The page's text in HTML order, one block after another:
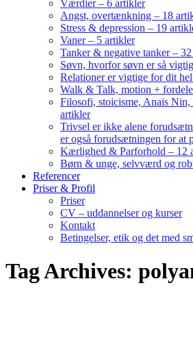
Værdier – 6 artikler
Angst, overtænkning – 18
Stress & depression – 19
Vaner – 5 artikler
Tanker & negative tanker –
Søvn, hvorfor søvn er så
Relationer er vigtige for dit
Walk & Talk, motion +
Filosofi, stoicisme, Anaïs
artikler
Trivsel er ikke alene
er også forudsætningen for at
Kærlighed & Parforhold – 12
Børn & unge, selvværd og
Referencer
Priser & Profil
Priser
CV – uddannelser og kurser
Kontakt
Betingelser, etik og det med
Tag Archives: